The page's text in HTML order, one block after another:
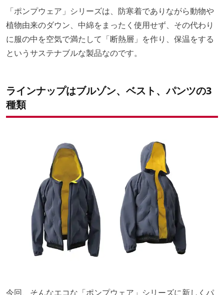
「ポンプウェア」シリーズは、防寒着でありながら動物や
植物由来のダウン、中綿をまったく使用せず、その代わり
に服の中を空気で満たして「断熱層」を作り、保温をする
というサステナブルな製品なのです。
ラインナップはブルゾン、ベスト、パンツの3
種類
今回、そんなエコな「ポンプウェア」シリーズに新しくパ